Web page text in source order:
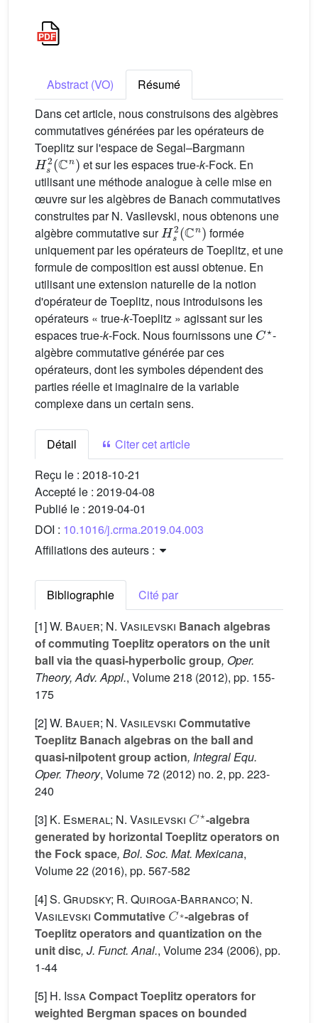
Abstract (VO)
Résumé
Dans cet article, nous construisons des algèbres
commutatives générées par les opérateurs de
Toeplitz sur l'espace de Segal–Bargmann
Hs2(Cn)
et sur les espaces true-k-Fock. En
utilisant une méthode analogue à celle mise en
œuvre sur les algèbres de Banach commutatives
construites par N. Vasilevski, nous obtenons une
algèbre commutative sur
Hs2(Cn)
formée
uniquement par les opérateurs de Toeplitz, et une
formule de composition est aussi obtenue. En
utilisant une extension naturelle de la notion
d'opérateur de Toeplitz, nous introduisons les
opérateurs « true-k-Toeplitz » agissant sur les
espaces true-k-Fock. Nous fournissons une
C
-
algèbre commutative générée par ces
opérateurs, dont les symboles dépendent des
parties réelle et imaginaire de la variable
complexe dans un certain sens.
Détail
Citer cet article
Reçu le : 2018-10-21
Accepté le : 2019-04-08
Publié le : 2019-04-01
DOI : 10.1016/j.crma.2019.04.003
Affiliations des auteurs :
Bibliographie
Cité par
[1]W. Bauer; N. Vasilevski Banach algebras
of commuting Toeplitz operators on the unit
ball via the quasi-hyperbolic group, Oper.
Theory, Adv. Appl., Volume 218 (2012), pp. 155-
175
[2]W. Bauer; N. Vasilevski Commutative
Toeplitz Banach algebras on the ball and
quasi-nilpotent group action, Integral Equ.
Oper. Theory, Volume 72 (2012) no. 2, pp. 223-
240
[3] K. Esmeral; N. Vasilevski
⋆
-algebra
generated by horizontal Toeplitz operators on
the Fock space, Bol. Soc. Mat. Mexicana,
Volume 22 (2016), pp. 567-582
[4]S. Grudsky; R. Quiroga-Barranco; N.
Vasilevski Commutative
C⁎
-algebras of
Toeplitz operators and quantization on the
unit disc, J. Funct. Anal., Volume 234 (2006), pp.
1-44
[5] H. IssaCompact Toeplitz operators for
weighted Bergman spaces on bounded